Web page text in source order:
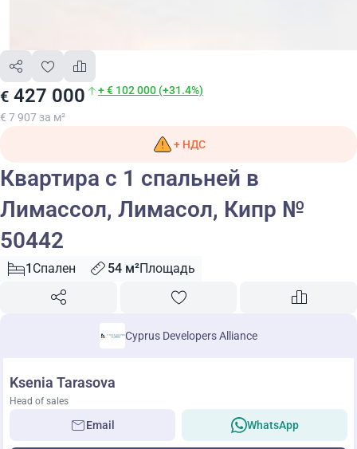
€ 427 000 + € 102 000 (+31.4%)
€ 7 907 за м²
+ НДС
Квартира с 1 спальней в
Лимассол, Лимасол, Кипр №
50442
1 Спален 54 м²Площадь
Cyprus Developers Alliance
Ksenia Tarasova
Head of sales
Email WhatsApp